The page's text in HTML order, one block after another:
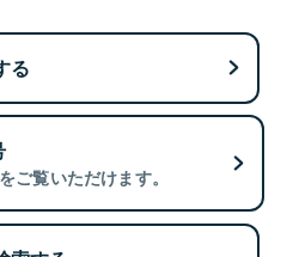
る
ご覧いただけます。